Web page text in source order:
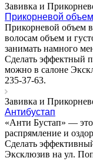
Завивка и
Прикорневой
Прикорневой объем
волосам объем и
занимать намного
Сделать эффектный
можно в салоне
235-37-63.
Завивка и
Антибустап
«Анти Бустап» — это
распрямление и
Сделать
Эксклюзив на ул.